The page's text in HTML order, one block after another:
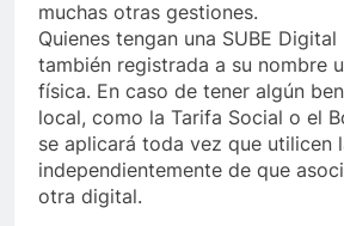
muchas otras gestiones.
Quienes tengan una SUBE
también registrada a su nombre
física. En caso de tener algún
local, como la Tarifa Social o el
se aplicará toda vez que utilicen
independientemente de que
otra digital.